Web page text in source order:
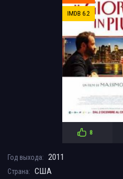
IMDB 6.2
8
Год выхода: 2011
Страна: США